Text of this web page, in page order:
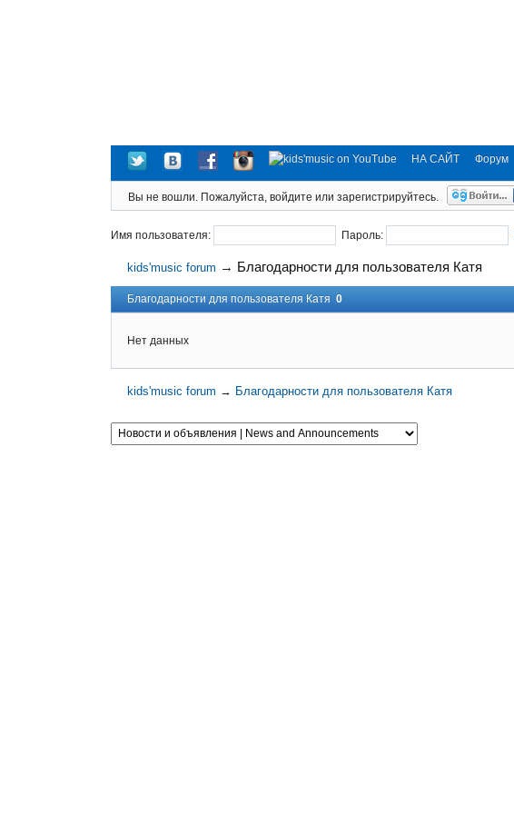
НА САЙТ Форум
Вы не вошли. Пожалуйста, войдите или зарегистрируйтесь.
Имя пользователя: Пароль:
kids'music forum → Благодарности для пользователя Катя
Благодарности для пользователя Катя 0
Нет данных
kids'music forum → Благодарности для пользователя Катя